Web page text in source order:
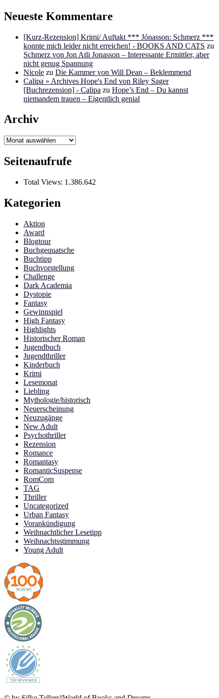
Neueste Kommentare
[Kurz-Rezension] Krimi/ Auftakt *** Jónasson: Schmerz ***
konnte mich leider nicht erreichen! - BOOKS AND CATS zu
Schmerz von Jon Atli Jonasson – Interessante Ermittler, aber
nicht genug Spannung
Nicole zu Die Kammer von Will Dean – Beklemmend
Calipa » Archives Hope's End von Riley Sager
[Buchrezension] - Calipa zu Hope’s End – Du kannst
niemandem trauen – Eigentlich genial
Archiv
Archiv
Seitenaufrufe
Total Views: 1.386.642
Kategorien
Aktion
Award
Blogtour
Buchgequatsche
Buchtipp
Buchvorstellung
Challenge
Dark Academia
Dystopie
Fantasy
Gewinnspiel
High Fantasy
Highlights
Historischer Roman
Jugendbuch
Jugendthriller
Kinderbuch
Krimi
Lesemonat
Liebling
Mythologie/historisch
Neuerscheinung
Neuzugänge
New Adult
Psychothriller
Rezension
Romance
Romantasy
RomanticSuspense
RomCom
TAG
Thriller
Uncategorized
Urban Fantasy
Vorankündigung
Weihnachtlicher Lesetipp
Weihnachtsstimmung
Young Adult